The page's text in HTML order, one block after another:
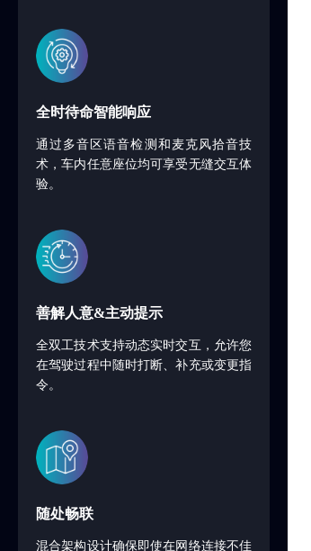
全时待命智能响应
通过多音区语音检测和麦克风拾音技
术，车内任意座位均可享受无缝交互体
验。
善解人意&主动提示
全双工技术支持动态实时交互，允许您
在驾驶过程中随时打断、补充或变更指
令。
随处畅联
混合架构设计确保即使在网络连接不佳